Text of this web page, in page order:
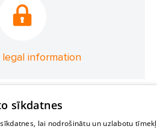
information
sīkdatnes
lai nodrošinātu un uzlabotu